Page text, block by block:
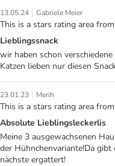
13.05.24 | Gabriele Meier
This is a stars rating area
Lieblingssnack
wir haben schon
Katzen lieben nur diesen
23.01.23 | Merih
This is a stars rating area
Absolute Lieblingsleckerlis
Meine 3 ausgewachsenen
der Hühnchenvariante!Da
nächste ergattert!